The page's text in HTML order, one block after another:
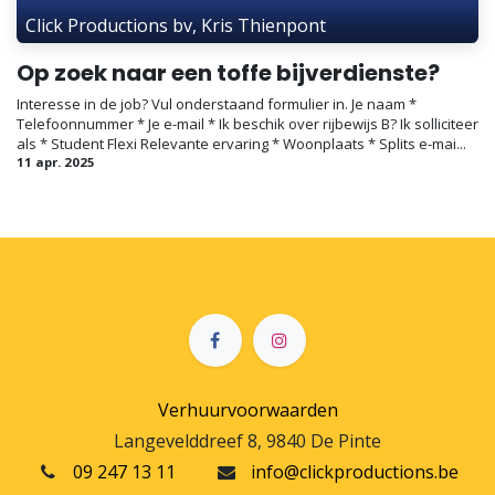
Click Productions bv, Kris Thienpont
Op zoek naar een toffe bijverdienste?
Interesse in de job? Vul onderstaand formulier in. Je naam *
Telefoonnummer * Je e-mail * Ik beschik over rijbewijs B? Ik solliciteer
als * Student Flexi Relevante ervaring * Woonplaats * Splits e-mai...
11 apr. 2025
Verhuurvoorwaarden
Langevelddreef 8, 9840 De Pinte
09 247 13 11
info@clickproductions.be